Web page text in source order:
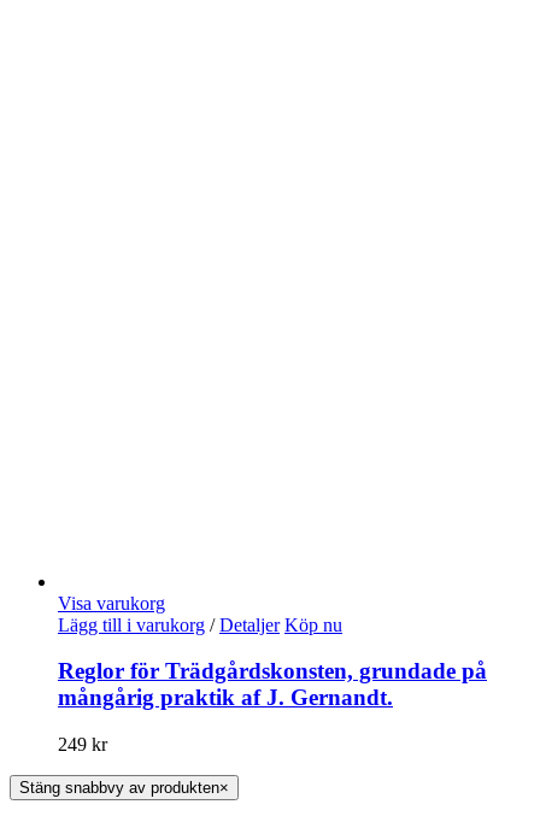
Visa varukorg
Lägg till i varukorg / Detaljer Köp nu
Reglor för Trädgårdskonsten, grundade på
mångårig praktik af J. Gernandt.
249 kr
Stäng snabbvy av produkten×